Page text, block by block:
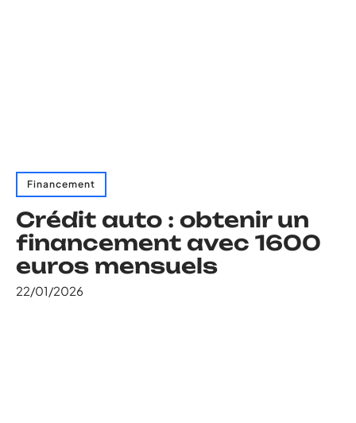
Financement
Crédit auto : obtenir un
financement avec 1600
euros mensuels
22/01/2026